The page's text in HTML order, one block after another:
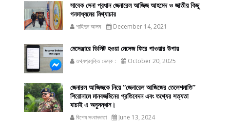
সাবেক সেনা প্রধান জেনারেল আজিজ আহমেদ ও জাতীয় কিছু
গনমাধ্যমের মিথ্যাচার
শাহিদুন আলম December 14, 2021
মেসেঞ্জারে ডিলিট হওয়া মেসেজ ফিরে পাওয়ার উপায়
তথ্যপ্রযুক্তি ডেস্ক : October 20, 2025
জেনারল আজিজকে নিয়ে “জেনারেল আজিজের তেলেশমাতি”
শিরোনামে মানবজমিনের প্রতিবেদন এবং তথ্যের সত্যতা
যাচাই এ অনুসন্ধান।
বিশেষ সংবাদদাতা June 13, 2024